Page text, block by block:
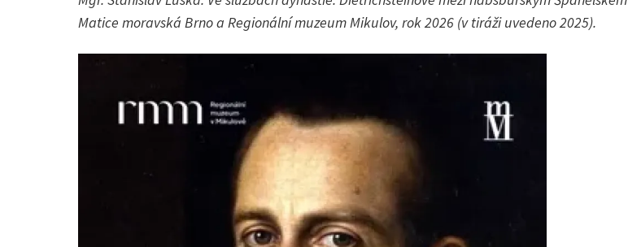
Matice moravská Brno a Regionální muzeum Mikulov, rok 2026 (v tiráži uvedeno 2025).